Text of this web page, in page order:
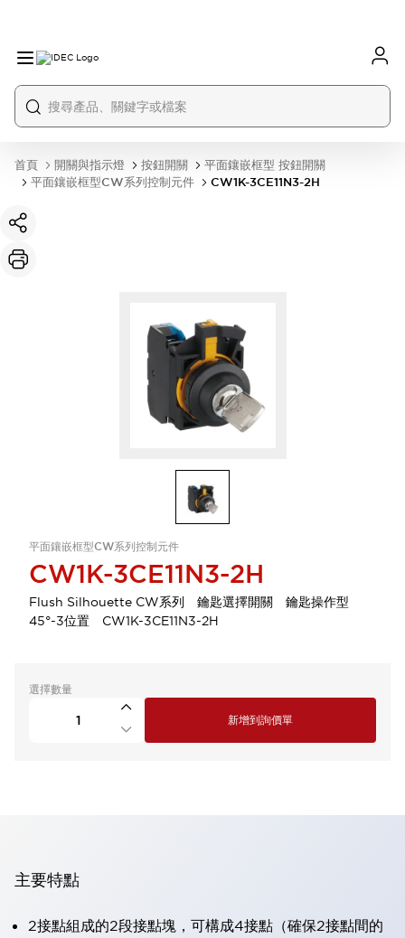
首頁 開關與指示燈 按鈕開關
平面鑲嵌框型 按鈕開關
平面鑲嵌框型CW系列控制元件
CW1K-3CE11N3-2H
平面鑲嵌框型CW系列控制元件
CW1K-3CE11N3-2H
Flush Silhouette CW系列 鑰匙選擇開關 鑰匙操作型
45°-3位置 CW1K-3CE11N3-2H
選擇數量
新增到詢價單
主要特點
2接點組成的2段接點塊，可構成4接點（確保2接點間的